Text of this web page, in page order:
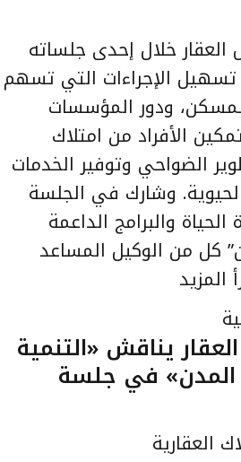
خلال إحدى جلساته
تسهيل الإجراءات التي تسهم
ودور المؤسسات
الأفراد من امتلاك
الضواحي وتوفير الخدمات
وشارك في الجلسة
الحياة والبرامج الداعمة
كل من الوكيل المساعد
المزيد
يناقش «التنمية
المدن» في جلسة
العقارية